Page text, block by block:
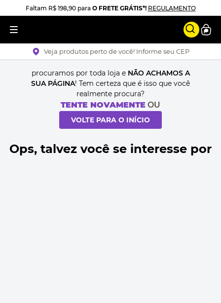
Faltam R$ 198,90paraO FRETE GRÁTIS*! REGULAMENTO
Veja produtos perto de você! Informe seu CEP
procuramos por toda loja e NÃO ACHAMOS A
SUA PÁGINA! Tem certeza que é isso que você
realmente procura?
TENTE NOVAMENTE OU
VOLTE PARA O INÍCIO
Ops, talvez você se interesse por